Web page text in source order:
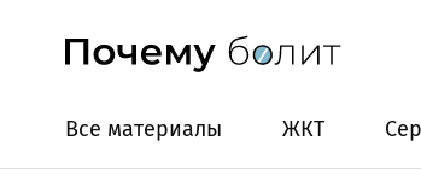
Все материалы ЖКТ